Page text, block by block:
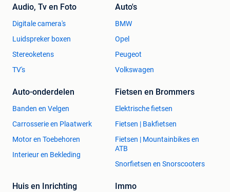
Audio, Tv en Foto
Digitale camera's
Luidspreker boxen
Stereoketens
TV's
Auto's
BMW
Opel
Peugeot
Volkswagen
Auto-onderdelen
Banden en Velgen
Carrosserie en Plaatwerk
Motor en Toebehoren
Interieur en Bekleding
Fietsen en Brommers
Elektrische fietsen
Fietsen | Bakfietsen
Fietsen | Mountainbikes en
ATB
Snorfietsen en Snorscooters
Huis en Inrichting Immo